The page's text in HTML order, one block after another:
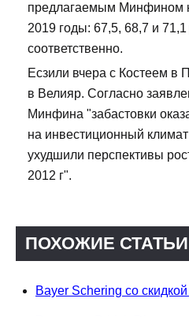
предлагаемым Минфином
2019 годы: 67,5, 68,7 и
соответственно.
Есзили вчера с Костеем в
в Велияр. Согласно
Минфина "забастовки
на инвестиционный
ухудшили перспективы
2012 г".
ПОХОЖИЕ СТАТЬИ
Bayer Schering со